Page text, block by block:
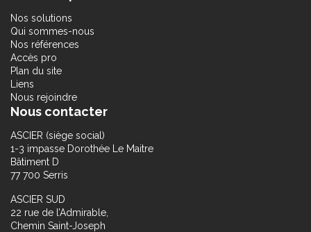
Nos solutions
Qui sommes-nous
Nos références
Accès pro
Plan du site
Liens
Nous rejoindre
Nous contacter
ASCIER (siège social)
1-3 impasse Dorothée Le Maitre
Bâtiment D
77 700 Serris
ASCIER SUD
22 rue de l’Admirable,
Chemin Saint-Joseph